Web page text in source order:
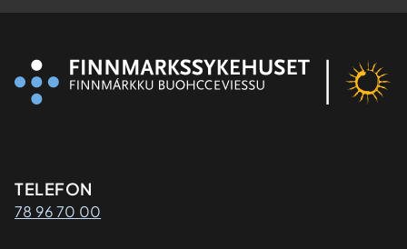
Kontaktinformasjon
TELEFON
78 96 70 00